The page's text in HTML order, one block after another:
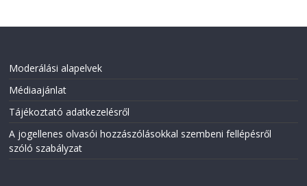
Moderálási alapelvek
Médiaajánlat
Tájékoztató adatkezelésről
A jogellenes olvasói hozzászólásokkal szembeni fellépésről
szóló szabályzat